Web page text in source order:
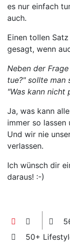
es nur einfach
auch.
Einen tollen
gesagt, wenn
Neben der
tue?" sollte man
"Was kann nicht
Ja, was kann
immer so lassen
Und wir nie
verlassen.
Ich wünsch dir
daraus! :-)
50+